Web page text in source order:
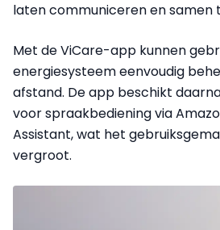
laten communiceren en samen
Met de ViCare-app kunnen
energiesysteem eenvoudig
afstand. De app beschikt
voor spraakbediening via
Assistant, wat het
vergroot.